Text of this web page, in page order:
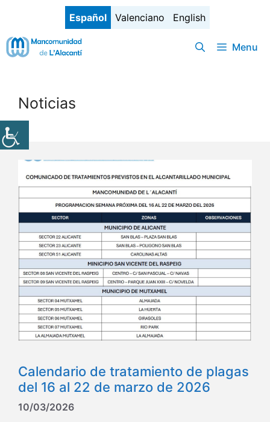
contenido
Español Valenciano English
Menu
Noticias
Calendario de tratamiento de plagas
del 16 al 22 de marzo de 2026
10/03/2026